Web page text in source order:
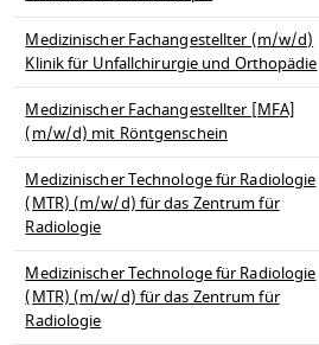
Medizinischer Fachangestellter (m/w/d)
Klinik für Unfallchirurgie und Orthopädie
Medizinischer Fachangestellter [MFA]
(m/w/d) mit Röntgenschein
Medizinischer Technologe für Radiologie
(MTR) (m/w/d) für das Zentrum für
Radiologie
Medizinischer Technologe für Radiologie
(MTR) (m/w/d) für das Zentrum für
Radiologie